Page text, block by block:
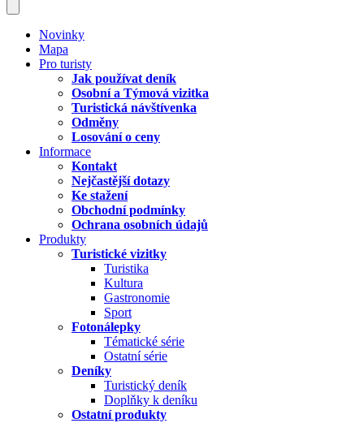
Novinky
Mapa
Pro turisty
Jak používat deník
Osobní a Týmová vizitka
Turistická návštívenka
Odměny
Losování o ceny
Informace
Kontakt
Nejčastější dotazy
Ke stažení
Obchodní podmínky
Ochrana osobních údajů
Produkty
Turistické vizitky
Turistika
Kultura
Gastronomie
Sport
Fotonálepky
Tématické série
Ostatní série
Deníky
Turistický deník
Doplňky k deníku
Ostatní produkty